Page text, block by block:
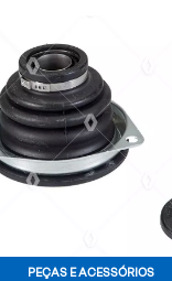
PEÇAS E ACESSÓRIOS